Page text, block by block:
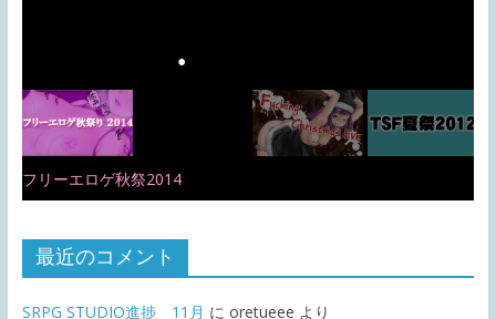
フリーエロゲ秋祭2014
最近のコメント
SRPG STUDIO進捗 11月 に oretueee より